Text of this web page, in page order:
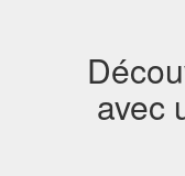
avec